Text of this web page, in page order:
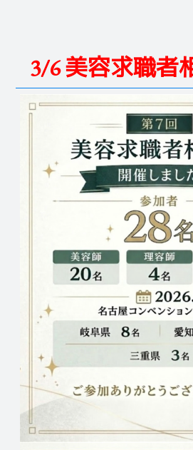
3/6 美容求職者